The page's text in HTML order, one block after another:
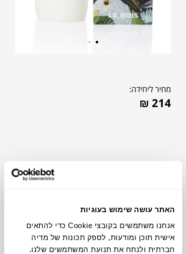
האתר עושה שימוש בעוגיות
אנחנו משתמשים בקובצי Cookie כדי להתאים
אישית תוכן ומודעות, לספק תכונות של מדיה
חברתית ולנתח את תנועת המשתמשים שלנו.
מחיר ליחידה:
₪ 214
צבעים